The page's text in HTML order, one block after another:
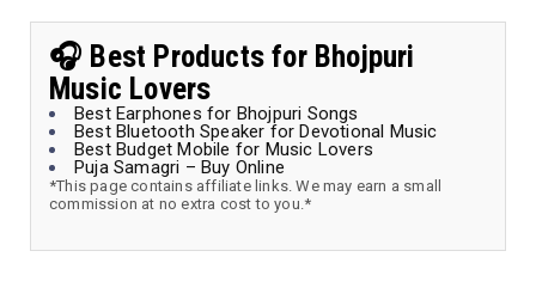
🎧 Best Products for Bhojpuri
Music Lovers
Best Earphones for Bhojpuri Songs
Best Bluetooth Speaker for Devotional Music
Best Budget Mobile for Music Lovers
Puja Samagri – Buy Online
*This page contains affiliate links. We may earn a small
commission at no extra cost to you.*